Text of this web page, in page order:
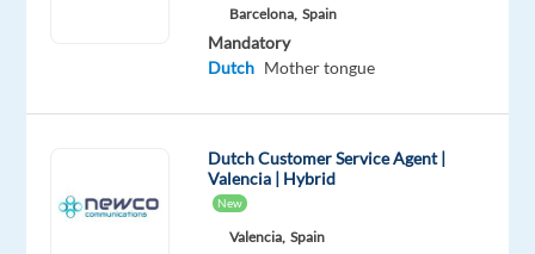
with
Barcelona, Spain
Mandatory
Dutch Mother tongue
Dutch Customer Service Agent |
Valencia | Hybrid
New
Valencia, Spain